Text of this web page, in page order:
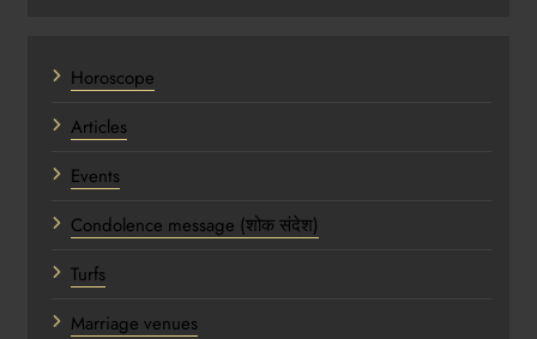
Horoscope
Articles
Events
Condolence message (शोक संदेश)
Turfs
Marriage venues